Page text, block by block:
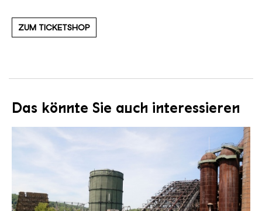
ZUM TICKETSHOP
Das könnte Sie auch interessieren